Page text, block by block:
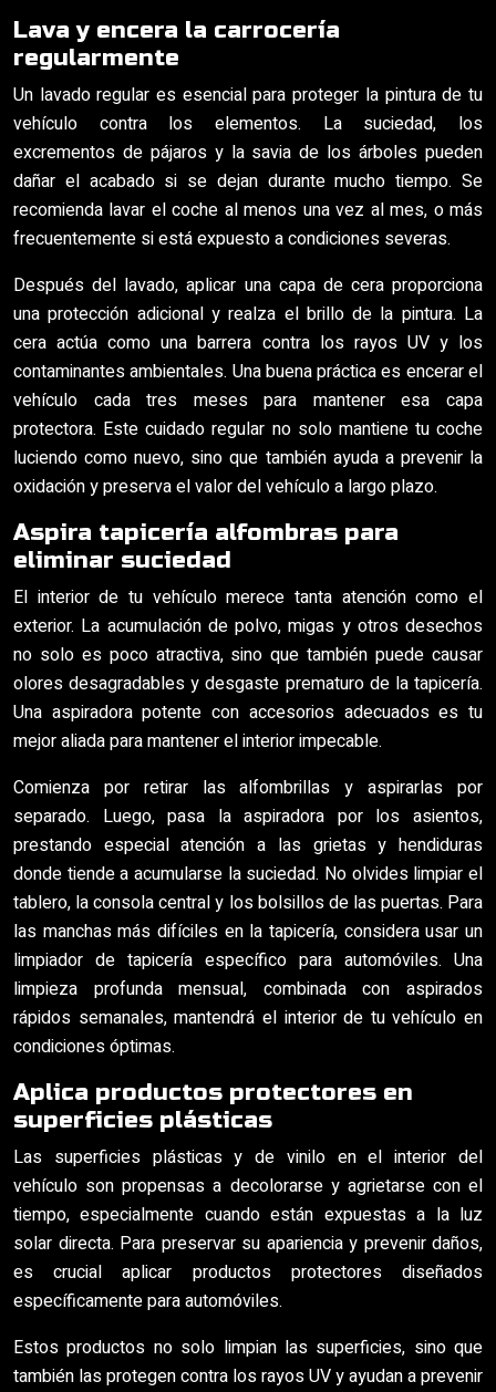
Lava y encera la carrocería
regularmente
Un lavado regular es esencial para proteger la pintura de tu
vehículo contra los elementos. La suciedad, los
excrementos de pájaros y la savia de los árboles pueden
dañar el acabado si se dejan durante mucho tiempo. Se
recomienda lavar el coche al menos una vez al mes, o más
frecuentemente si está expuesto a condiciones severas.
Después del lavado, aplicar una capa de cera proporciona
una protección adicional y realza el brillo de la pintura. La
cera actúa como una barrera contra los rayos UV y los
contaminantes ambientales. Una buena práctica es encerar el
vehículo cada tres meses para mantener esa capa
protectora. Este cuidado regular no solo mantiene tu coche
luciendo como nuevo, sino que también ayuda a prevenir la
oxidación y preserva el valor del vehículo a largo plazo.
Aspira tapicería alfombras para
eliminar suciedad
El interior de tu vehículo merece tanta atención como el
exterior. La acumulación de polvo, migas y otros desechos
no solo es poco atractiva, sino que también puede causar
olores desagradables y desgaste prematuro de la tapicería.
Una aspiradora potente con accesorios adecuados es tu
mejor aliada para mantener el interior impecable.
Comienza por retirar las alfombrillas y aspirarlas por
separado. Luego, pasa la aspiradora por los asientos,
prestando especial atención a las grietas y hendiduras
donde tiende a acumularse la suciedad. No olvides limpiar el
tablero, la consola central y los bolsillos de las puertas. Para
las manchas más difíciles en la tapicería, considera usar un
limpiador de tapicería específico para automóviles. Una
limpieza profunda mensual, combinada con aspirados
rápidos semanales, mantendrá el interior de tu vehículo en
condiciones óptimas.
Aplica productos protectores en
superficies plásticas
Las superficies plásticas y de vinilo en el interior del
vehículo son propensas a decolorarse y agrietarse con el
tiempo, especialmente cuando están expuestas a la luz
solar directa. Para preservar su apariencia y prevenir daños,
es crucial aplicar productos protectores diseñados
específicamente para automóviles.
Estos productos no solo limpian las superficies, sino que
también las protegen contra los rayos UV y ayudan a prevenir